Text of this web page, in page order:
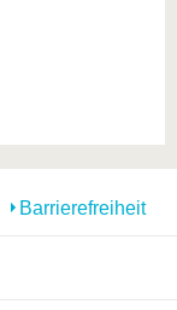
Barrierefreiheit